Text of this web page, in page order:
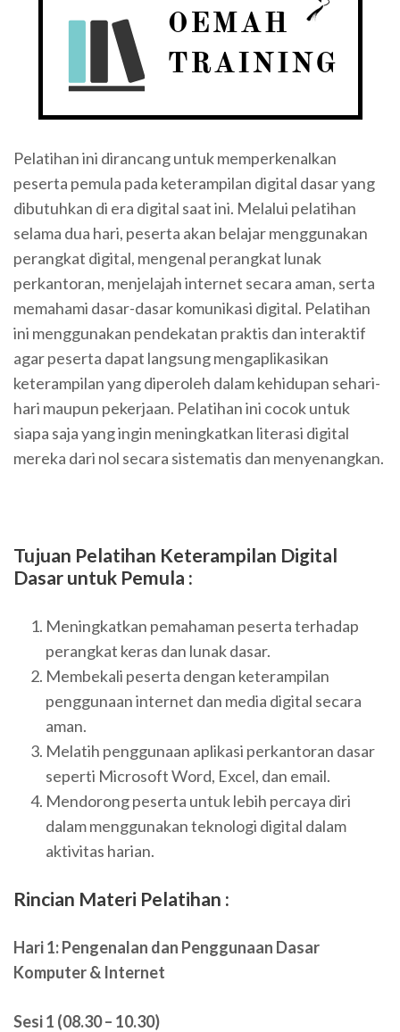
Pelatihan ini dirancang untuk memperkenalkan
peserta pemula pada keterampilan digital dasar yang
dibutuhkan di era digital saat ini. Melalui pelatihan
selama dua hari, peserta akan belajar menggunakan
perangkat digital, mengenal perangkat lunak
perkantoran, menjelajah internet secara aman, serta
memahami dasar-dasar komunikasi digital. Pelatihan
ini menggunakan pendekatan praktis dan interaktif
agar peserta dapat langsung mengaplikasikan
keterampilan yang diperoleh dalam kehidupan sehari-
hari maupun pekerjaan. Pelatihan ini cocok untuk
siapa saja yang ingin meningkatkan literasi digital
mereka dari nol secara sistematis dan menyenangkan.
Tujuan Pelatihan Keterampilan Digital
Dasar untuk Pemula :
Meningkatkan pemahaman peserta terhadap
perangkat keras dan lunak dasar.
Membekali peserta dengan keterampilan
penggunaan internet dan media digital secara
aman.
Melatih penggunaan aplikasi perkantoran dasar
seperti Microsoft Word, Excel, dan email.
Mendorong peserta untuk lebih percaya diri
dalam menggunakan teknologi digital dalam
aktivitas harian.
Rincian Materi Pelatihan :
Hari 1: Pengenalan dan Penggunaan Dasar
Komputer & Internet
Sesi 1 (08.30 – 10.30)